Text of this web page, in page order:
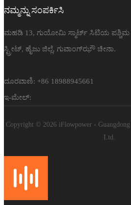
ನಮ್ಮನ್ನು ಸಂಪರ್ಕಿಸಿ
ಮಹಡಿ 13, ಗುಯೋಮಿ ಸ್ಮಾರ್ಟ್ ಸಿಟಿಯ ಪಶ್ಚಿಮ
ಸ್ಟ್ರೀಟ್, ಹೈಜು ಜಿಲ್ಲೆ, ಗುವಾಂಗ್‌ಝೌ ಚೀನಾ.
ದೂರವಾಣಿ: +86 18988945661
ಇ-ಮೇಲ್:
Copyright © 2026 iFlowpower - Guangdong
Ltd.